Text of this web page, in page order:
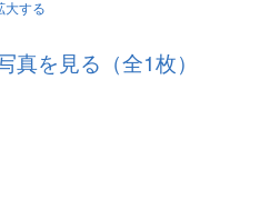
大する
真を見る（全1枚）